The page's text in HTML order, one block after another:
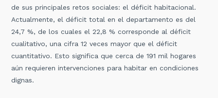
de sus principales retos sociales: el déficit habitacional.
Actualmente, el déficit total en el departamento es del
24,7 %, de los cuales el 22,8 % corresponde al déficit
cualitativo, una cifra 12 veces mayor que el déficit
cuantitativo. Esto significa que cerca de 191 mil hogares
aún requieren intervenciones para habitar en condiciones
dignas.